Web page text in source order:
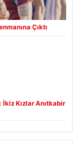
Çıktı
İkiz Kızlar Anıtkabir